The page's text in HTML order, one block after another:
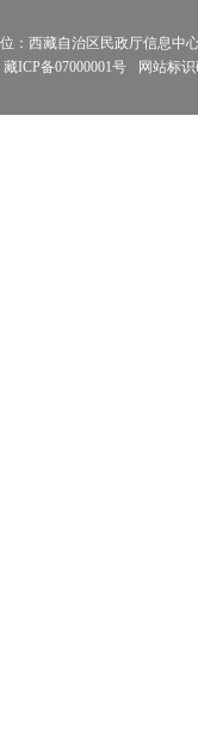
：西藏自治区民政厅信息中
ICP备07000001号 网站标识